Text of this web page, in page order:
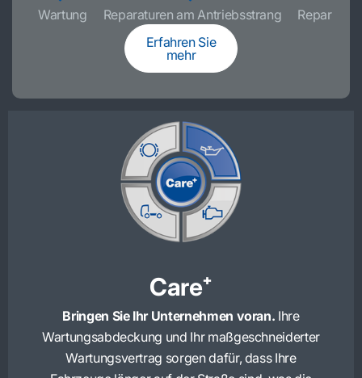
Wartung Reparaturen am Antriebsstrang
Erfahren Sie
mehr
Care⁺
Bringen Sie Ihr Unternehmen voran. Ihre
Wartungsabdeckung und Ihr maßgeschneiderter
Wartungsvertrag sorgen dafür, dass Ihre